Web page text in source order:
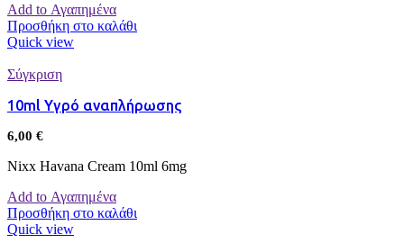
Add to Αγαπημένα
Προσθήκη στο καλάθι
Quick view
Σύγκριση
10ml Υγρό αναπλήρωσης
6,00 €
Nixx Havana Cream 10ml 6mg
Add to Αγαπημένα
Προσθήκη στο καλάθι
Quick view